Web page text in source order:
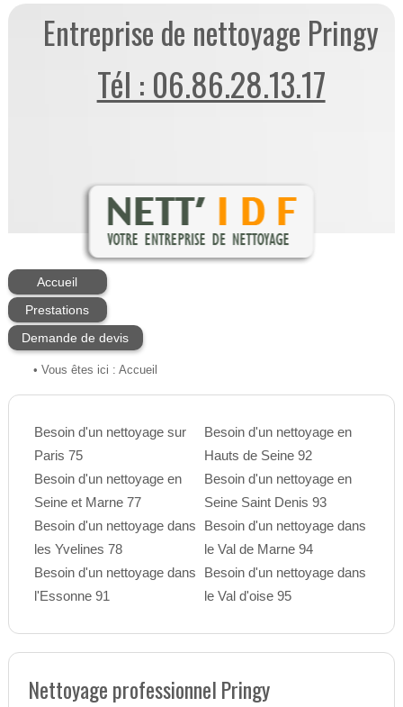
Entreprise de nettoyage Pringy
Tél : 06.86.28.13.17
Accueil
Prestations
Demande de devis
• Vous êtes ici : Accueil
Besoin d'un nettoyage sur
Paris 75
Besoin d'un nettoyage en
Seine et Marne 77
Besoin d'un nettoyage dans
les Yvelines 78
Besoin d'un nettoyage dans
l'Essonne 91
Besoin d'un nettoyage en
Hauts de Seine 92
Besoin d'un nettoyage en
Seine Saint Denis 93
Besoin d'un nettoyage dans
le Val de Marne 94
Besoin d'un nettoyage dans
le Val d'oise 95
Nettoyage professionnel Pringy